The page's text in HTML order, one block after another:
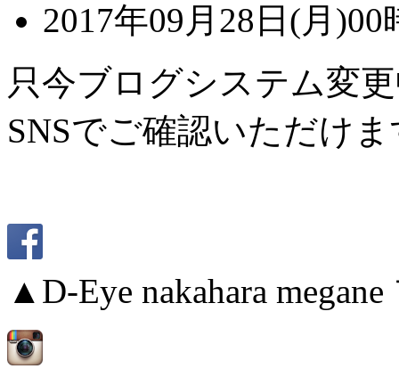
2017年09月28日(月)00
只今ブログシステム変
SNSでご確認いただけ
▲D-Eye nakahara